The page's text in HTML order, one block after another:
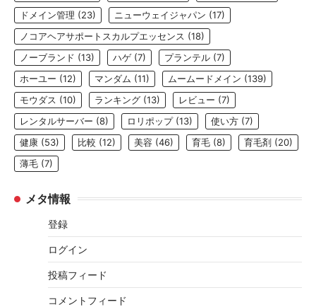
ドメイン管理 (23) ニューウェイジャパン (17)
ノコアヘアサポートスカルプエッセンス (18)
ノーブランド (13) ハゲ (7) プランテル (7)
ホーユー (12) マンダム (11) ムームードメイン (139)
モウダス (10) ランキング (13) レビュー (7)
レンタルサーバー (8) ロリポップ(13) 使い方 (7)
健康 (53) 比較 (12) 美容 (46) 育毛 (8) 育毛剤 (20)
薄毛 (7)
メタ情報
登録
ログイン
投稿フィード
コメントフィード